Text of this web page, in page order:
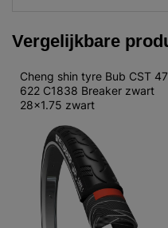
Vergelijkbare
Cheng shin tyre Bub CST
622 C1838 Breaker zwart
28x1.75 zwart